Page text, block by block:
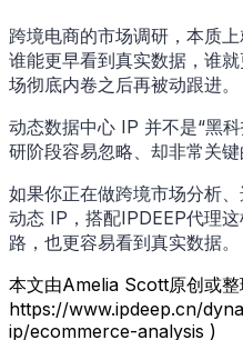
跨境电商的市场调研，本质
谁能更早看到真实数据，谁
场彻底内卷之后再被动跟进。
动态数据中心 IP 并不是“黑
研阶段容易忽略、却非常关键
如果你正在做跨境市场分析
动态 IP，搭配IPDEEP代理
路，也更容易看到真实数据。
本文由Amelia Scott原创或
https://www.ipdeep.cn/
ip/ecommerce-analysis )